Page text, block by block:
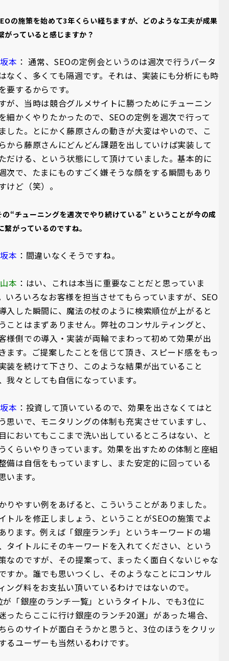
の施策を始めて3年くらい経ちますが、どのような工夫が成果
がっていると感じますか？
本 ： 通常、SEOの定例会というのは週次で行うパータ
なく、多くても隔週です。それは、実装にも分析にも時
要するからです。
が、当時は競合グルメサイトに勝つためにチューニン
細かくやりたかったので、SEOの定例を週次で行って
した。とにかく藤原さんの動きが大変はやいので、こ
から藤原さんにどんどん課題を出していけば実装して
だける、という状態にして頂けていました。基本的に
次で、たまにものすごく嫌そうな顔をする瞬間もあり
けど（笑）。
の“チューニングを週次でやり続けている” ということが今の成
繋がっているのですね。
本 ：間違いなくそうですね。
本 ：はい、これは本当に重要なことだと思っていま
いろいろなお客様を担当させてもらっていますが、SEO
入した瞬間に、魔法の杖のように検索順位が上がると
ことはまずありません。弊社のコンサルティングと、
様側での導入・実装が両輪でまわって初めて効果が出
ます。ご提案したことを信じて頂き、スピード感をもっ
装を続けて下さり、このような結果が出ていること
我々としても自信になっています。
本 ：投資して頂いているので、効果を出さなくてはと
思いで、モニタリングの体制も充実させていますし、
においてもここまで洗い出しているところはない、と
くらいやりきっています。効果を出すための体制と座組
備は自信をもっていますし、また安定的に回っている
います。
りやすい例をあげると、こういうことがありました。
トルを修正しましょう、ということがSEOの施策でよ
ります。例えば「銀座ランチ」というキーワードの場
タイトルにそのキーワードを入れてください、という
なのですが、その提案って、まったく面白くないじゃな
すか。誰でも思いつくし、そのようなことにコンサル
ング料をお支払い頂いているわけではないので。
が「銀座のランチ一覧」というタイトル、でも3位に
ったらここに行け銀座のランチ20選」があった場合、
らのサイトが面白そうかと思うと、3位のほうをクリッ
るユーザーも当然いるわけです。